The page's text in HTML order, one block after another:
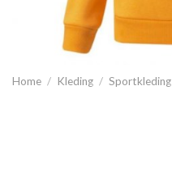
Home / Kleding / Sportkleding